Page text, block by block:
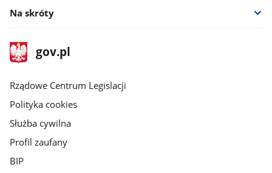
Na skróty
stopka
gov.plStrona
gov.pl
Rządowe Centrum Legislacji
Polityka cookies
Służba cywilna
Profil zaufany
BIP